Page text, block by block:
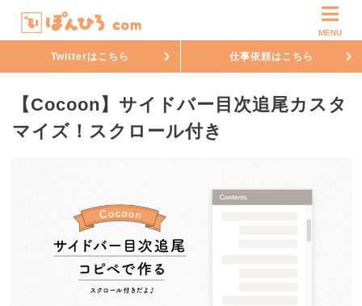
MENU
Twitterはこちら 仕事依頼はこちら
【Cocoon】サイドバー目次追尾カスタ
マイズ！スクロール付き